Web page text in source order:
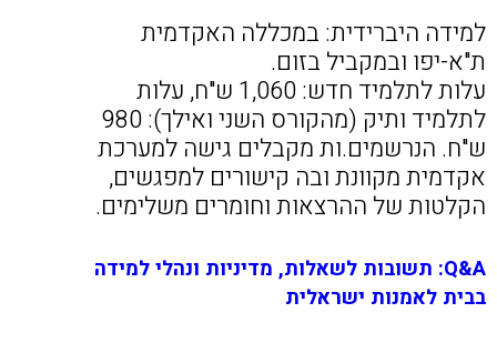
למידה היברידית: במכללה האקדמית
ת"א-יפו ובמקביל בזום.
עלות לתלמיד חדש: 1,060 ש"ח, עלות
לתלמיד ותיק (מהקורס השני ואילך): 980
ש"ח. הנרשמים.ות מקבלים גישה למערכת
אקדמית מקוונת ובה קישורים למפגשים,
הקלטות של ההרצאות וחומרים משלימים.
Q&A: תשובות לשאלות, מדיניות ונהלי למידה
בבית לאמנות ישראלית